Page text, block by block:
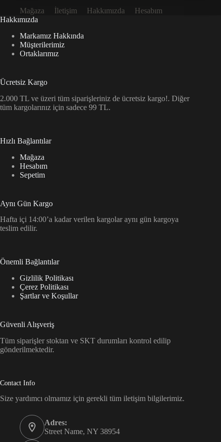
Mağaza İletişim Hakkımızda
Hesabım
Hakkımızda
Markamız Hakkında
Müşterilerimiz
Ortaklarımız
Ücretsiz Kargo
2.000 TL ve üzeri tüm siparişleriniz de ücretsiz kargo!. Diğer
tüm kargolarınız için sadece 99 TL.
Hızlı Bağlantılar
Mağaza
Hesabım
Sepetim
Aynı Gün Kargo
Hafta içi 14:00’a kadar verilen kargolar aynı gün kargoya
teslim edilir.
Önemli Bağlantılar
Gizlilik Politikası
Çerez Politikası
Şartlar ve Koşullar
Güvenli Alışveriş
Tüm siparişler stoktan ve SKT durumları kontrol edilip
gönderilmektedir.
Contact Info
Size yardımcı olmamız için gerekli tüm iletişim bilgilerimiz.
Adres:
Street Name, NY 38954